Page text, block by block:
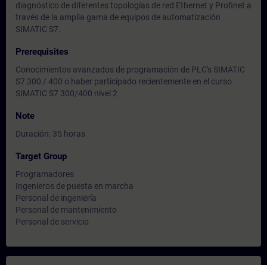
diagnóstico de diferentes topologías de red Ethernet y Profinet a
través de la amplia gama de equipos de automatización
SIMATIC S7.
Prerequisites
Conocimientos avanzados de programación de PLC's SIMATIC
S7 300 / 400 o haber participado recientemente en el curso
SIMATIC S7 300/400 nivel 2
Note
Duración: 35 horas
Target Group
Programadores
Ingenieros de puesta en marcha
Personal de ingeniería
Personal de mantenimiento
Personal de servicio